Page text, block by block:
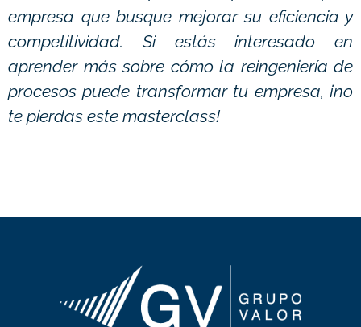
empresa que busque mejorar su eficiencia y
competitividad. Si estás interesado en
aprender más sobre cómo la reingeniería de
procesos puede transformar tu empresa, ¡no
te pierdas este masterclass!